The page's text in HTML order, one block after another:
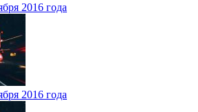
2016 года
2016 года